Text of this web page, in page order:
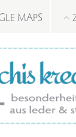
MAPS